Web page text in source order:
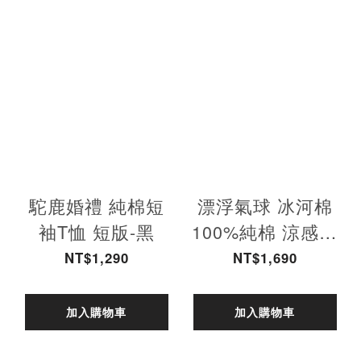
駝鹿婚禮 純棉短
袖T恤 短版-黑
NT$1,290
加入購物車
漂浮氣球 冰河棉
100%純棉 涼感彈
力T恤 短版-藏青
NT$1,690
加入購物車